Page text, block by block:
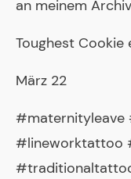
an meinem
Toughest
März 22
#lineworktattoo